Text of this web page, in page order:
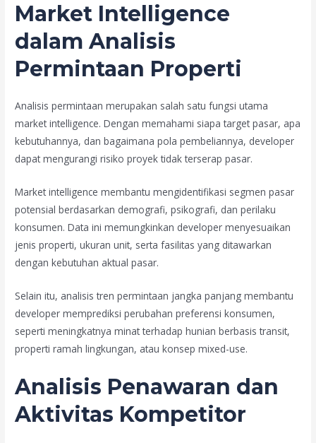
Market Intelligence
dalam Analisis
Permintaan Properti
Analisis permintaan merupakan salah satu fungsi utama
market intelligence. Dengan memahami siapa target pasar, apa
kebutuhannya, dan bagaimana pola pembeliannya, developer
dapat mengurangi risiko proyek tidak terserap pasar.
Market intelligence membantu mengidentifikasi segmen pasar
potensial berdasarkan demografi, psikografi, dan perilaku
konsumen. Data ini memungkinkan developer menyesuaikan
jenis properti, ukuran unit, serta fasilitas yang ditawarkan
dengan kebutuhan aktual pasar.
Selain itu, analisis tren permintaan jangka panjang membantu
developer memprediksi perubahan preferensi konsumen,
seperti meningkatnya minat terhadap hunian berbasis transit,
properti ramah lingkungan, atau konsep mixed-use.
Analisis Penawaran dan
Aktivitas Kompetitor